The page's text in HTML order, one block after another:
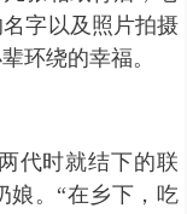
字以及照片拍摄
环绕的幸福。
代时就结下的联
娘。“在乡下，吃